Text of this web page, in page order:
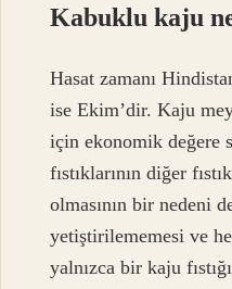
Kabuklu kaju
Hasat zamanı
ise Ekim’dir. Kaju
için ekonomik değere
fıstıklarının diğer
olmasının bir nedeni
yetiştirilememesi ve
yalnızca bir kaju